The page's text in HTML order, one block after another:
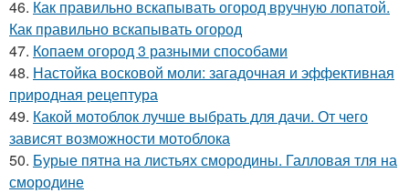
46. Как правильно вскапывать огород вручную лопатой.
Как правильно вскапывать огород
47. Копаем огород 3 разными способами
48. Настойка восковой моли: загадочная и эффективная
природная рецептура
49. Какой мотоблок лучше выбрать для дачи. От чего
зависят возможности мотоблока
50. Бурые пятна на листьях смородины. Галловая тля на
смородине